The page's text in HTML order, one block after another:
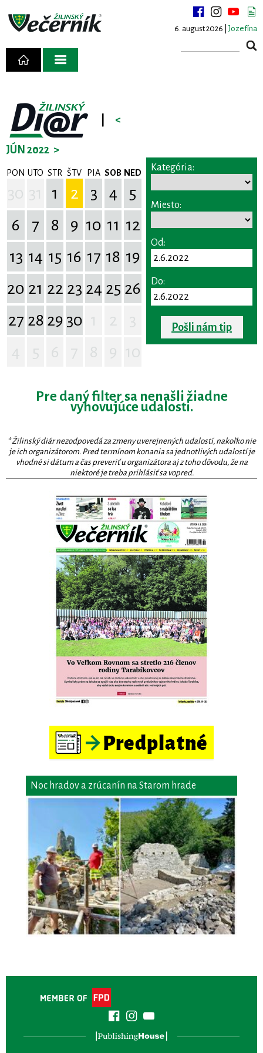
6. august 2026 | Jozefína
<
JÚN 2022 >
PON UTO STR ŠTV PIA SOB NED
1 2 3 4
5
6
7 8 9 10 11 12
13 14 15 16 17 18 19
20 21 22 23 24 25 26
27 28 29 30
Kategória:
Miesto:
Od:
Do:
Pošli nám tip
Pre daný filter sa nenašli žiadne
vyhovujúce udalosti.
* Žilinský diár nezodpovedá za zmeny uverejnených udalostí, nakoľko nie
je ich organizátorom. Pred termínom konania sa jednotlivých udalostí je
vhodné si dátum a čas preveriť u organizátora aj z toho dôvodu, že na
niektoré je treba prihlásiť sa vopred.
Noc hradov a zrúcanín na Starom hrade